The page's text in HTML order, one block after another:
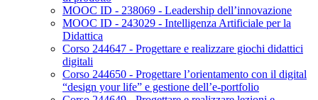
MOOC ID - 238069 - Leadership dell’innovazione
MOOC ID - 243029 - Intelligenza Artificiale per la
Didattica
Corso 244647 - Progettare e realizzare giochi didattici
digitali
Corso 244650 - Progettare l’orientamento con il digital
“design your life” e gestione dell’e-portfolio